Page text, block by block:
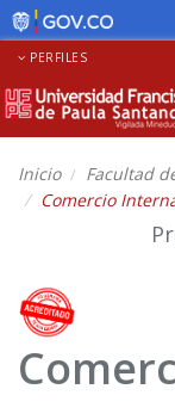
PERFILES
Inicio
Facultad
Comercio